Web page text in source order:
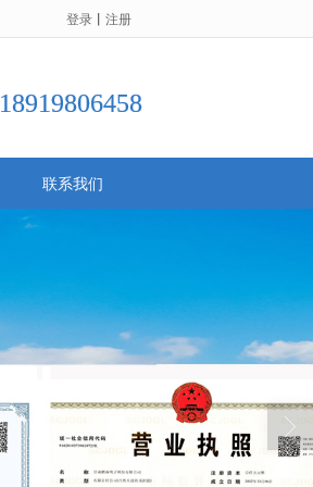
登录 丨 注册
18919806458
联系我们